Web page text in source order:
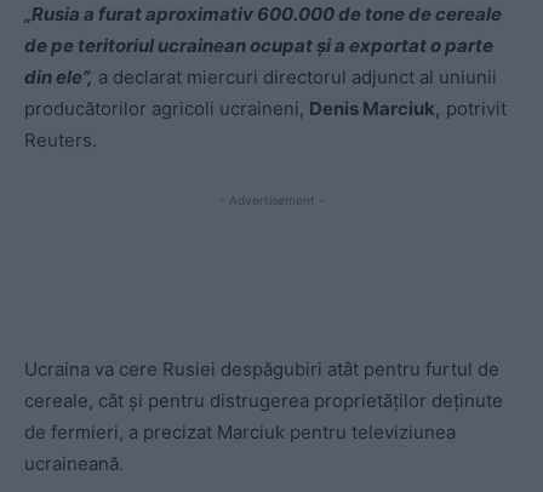
„Rusia a furat aproximativ 600.000 de tone de cereale
de pe teritoriul ucrainean ocupat și a exportat o parte
din ele”, a declarat miercuri directorul adjunct al uniunii
producătorilor agricoli ucraineni, Denis Marciuk, potrivit
Reuters.
- Advertisement -
Ucraina va cere Rusiei despăgubiri atât pentru furtul de
cereale, cât și pentru distrugerea proprietăților deținute
de fermieri, a precizat Marciuk pentru televiziunea
ucraineană.